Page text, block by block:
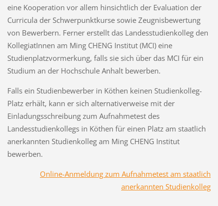
eine Kooperation vor allem hinsichtlich der Evaluation der
Curricula der Schwerpunktkurse sowie Zeugnisbewertung
von Bewerbern. Ferner erstellt das Landesstudienkolleg den
KollegiatInnen am Ming CHENG Institut (MCI) eine
Studienplatzvormerkung, falls sie sich über das MCI für ein
Studium an der Hochschule Anhalt bewerben.
Falls ein Studienbewerber in Köthen keinen Studienkolleg-
Platz erhält, kann er sich alternativerweise mit der
Einladungsschreibung zum Aufnahmetest des
Landesstudienkollegs in Köthen für einen Platz am staatlich
anerkannten Studienkolleg am Ming CHENG Institut
bewerben.
Online-Anmeldung zum Aufnahmetest am staatlich
anerkannten Studienkolleg